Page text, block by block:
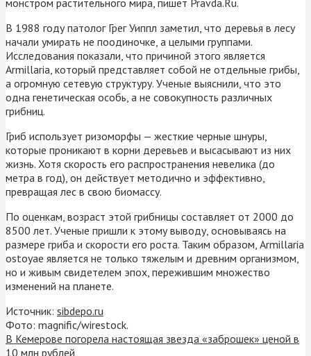
В 1988 году патолог Грег Уиппл заметил, что деревья в лесу
начали умирать не поодиночке, а целыми группами.
Исследования показали, что причиной этого является
Armillaria, который представляет собой не отдельные грибы,
а огромную сетевую структуру. Ученые выяснили, что это
одна генетическая особь, а не совокупность различных
грибниц.
Гриб использует ризоморфы — жесткие черные шнуры,
которые проникают в корни деревьев и высасывают из них
жизнь. Хотя скорость его распространения невелика (до
метра в год), он действует методично и эффективно,
превращая лес в свою биомассу.
По оценкам, возраст этой грибницы составляет от 2000 до
8500 лет. Ученые пришли к этому выводу, основываясь на
размере гриба и скорости его роста. Таким образом, Armillaria
ostoyae является не только тяжелым и древним организмом,
но и живым свидетелем эпох, пережившим множество
изменений на планете.
Источник: sibdepo.ru
Фото: magnific/wirestock.
В Кемерове погорела настоящая звезда «заброшек» ценой в
10 млн рублей